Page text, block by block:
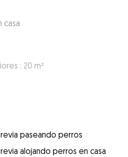
casa
: 20 m²
paseando perros
alojando perros en casa